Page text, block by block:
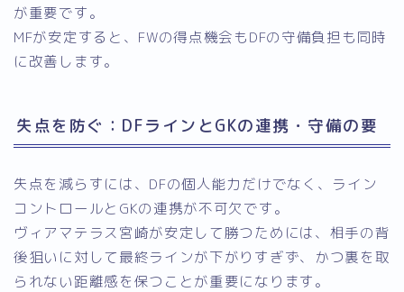
が重要です。
MFが安定すると、FWの得点機会もDFの守備負担も同時
に改善します。
失点を防ぐ：DFラインとGKの連携・守備の要
失点を減らすには、DFの個人能力だけでなく、ライン
コントロールとGKの連携が不可欠です。
ヴィアマテラス宮崎が安定して勝つためには、相手の背
後狙いに対して最終ラインが下がりすぎず、かつ裏を取
られない距離感を保つことが重要になります。